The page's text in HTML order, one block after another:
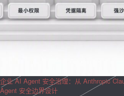
企业 AI Agent 安全治理：从 Anthropic
Agent 安全边界设计